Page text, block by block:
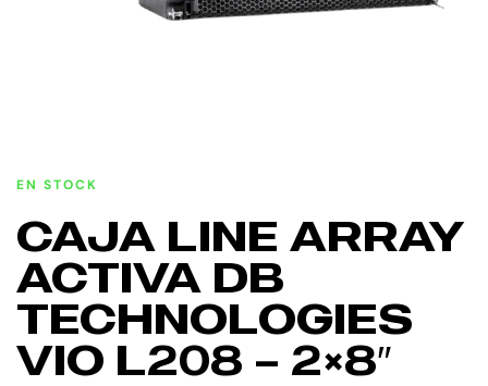
EN STOCK
CAJA LINE ARRAY
ACTIVA DB
TECHNOLOGIES
VIO L208 – 2×8″